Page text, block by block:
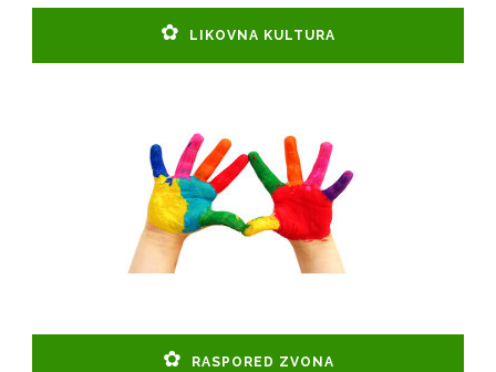
LIKOVNA KULTURA
RASPORED ZVONA